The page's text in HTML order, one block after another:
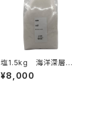
塩1.5kg 海洋深層水
の薪炊き
¥8,000